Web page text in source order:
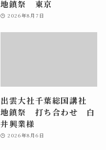
地鎮祭 東京
2026年8月7日
出雲大社千葉総国講社
地鎮祭 打ち合わせ 白
井興業様
2026年8月6日